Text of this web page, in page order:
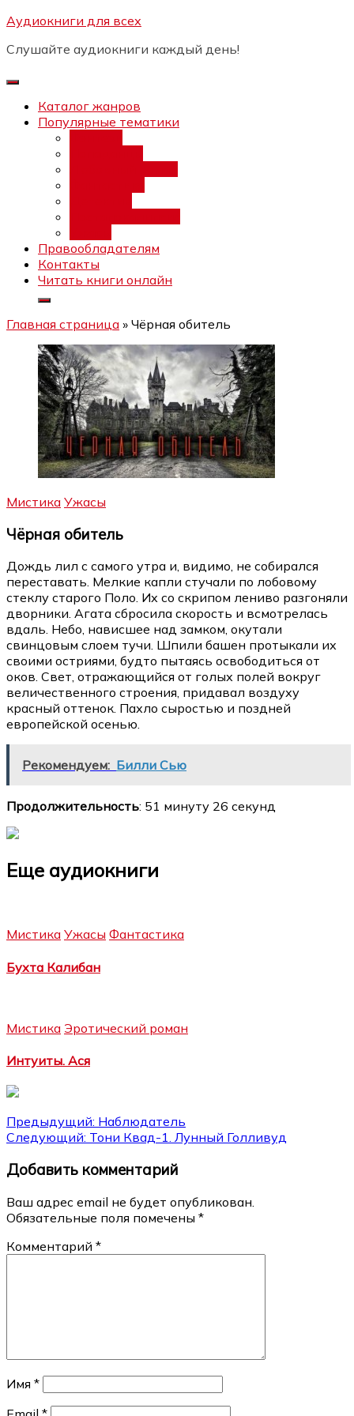
Перейти
содержимому
Аудиокниги для всех
Слушайте аудиокниги каждый день!
Каталог жанров
Популярные тематики
Правообладателям
Контакты
Читать книги онлайн
Главная страница » Чёрная обитель
Мистика Ужасы
Чёрная обитель
Дождь лил с самого утра и, видимо, не собирался
переставать. Мелкие капли стучали по лобовому
стеклу старого Поло. Их со скрипом лениво разгоняли
дворники. Агата сбросила скорость и всмотрелась
вдаль. Небо, нависшее над замком, окутали
свинцовым слоем тучи. Шпили башен протыкали их
своими остриями, будто пытаясь освободиться от
оков. Свет, отражающийся от голых полей вокруг
величественного строения, придавал воздуху
красный оттенок. Пахло сыростью и поздней
европейской осенью.
Рекомендуем: Билли Сью
Продолжительность: 51 минуту 26 секунд
Еще аудиокниги
Мистика Ужасы Фантастика
Бухта Калибан
Мистика Эротический роман
Интуиты. Ася
Навигация
по
записям
Предыдущий: Наблюдатель
Следующий: Тони Квад-1. Лунный Голливуд
Добавить комментарий
Ваш адрес email не будет опубликован.
Обязательные поля помечены *
Комментарий *
Имя *
Бесплатный интенсив:
каналов"